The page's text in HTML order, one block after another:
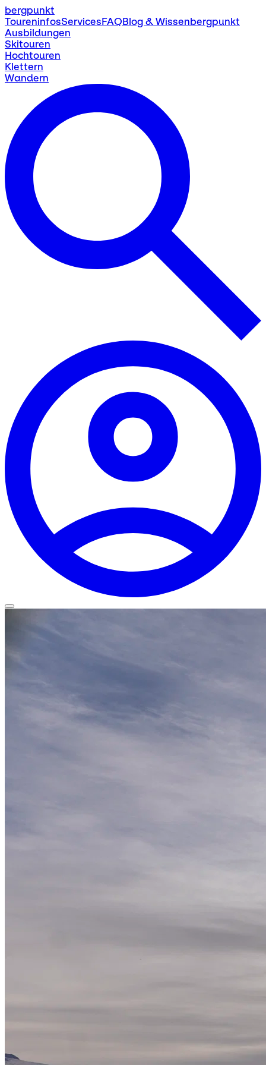
bergpunkt
ToureninfosServicesFAQBlog & Wissenbergpunkt
Ausbildungen
Skitouren
Hochtouren
Klettern
Wandern